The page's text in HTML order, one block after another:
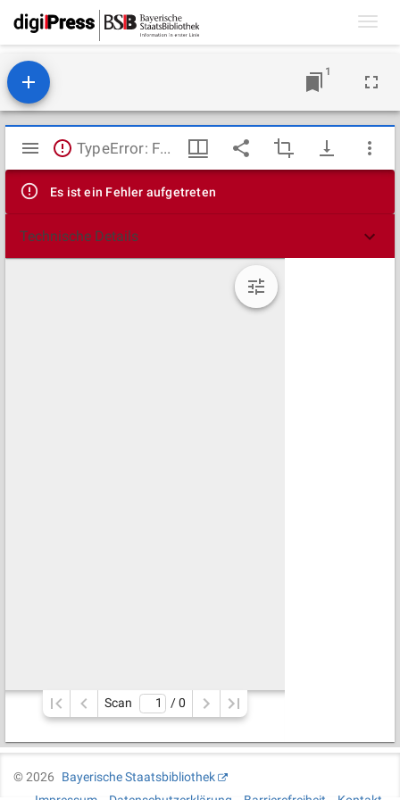
1
Mirador
Viewer
TypeError: Failed to fetch
Es ist ein Fehler aufgetreten
Technische Details
Scan / 0
©2026
Bayerische Staatsbibliothek